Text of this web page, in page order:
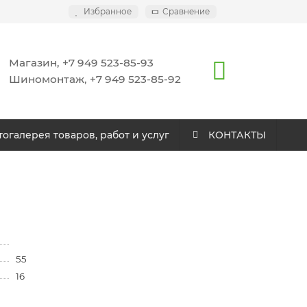
Избранное Сравнение
Магазин, +7 949 523-85-93
Шиномонтаж, +7 949 523-85-92
товаров, работ и услуг КОНТАКТЫ
55
16